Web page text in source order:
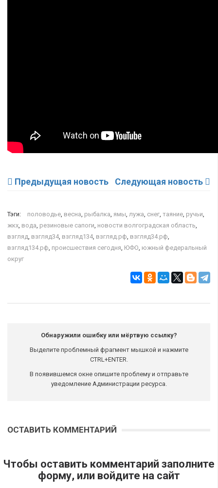
Предыдущая новость Следующая новость
Тэги: половодье, весна, рыбалка, ямы, лужа, снег, таяние, ручьи,
жкх, вода, резиновые сапоги, новости волгоградская область,
взгляд, взгляд34, взгляд134, взгляд.рф, взгляд34.рф,
взгляд134.рф, происшествия сегодня, ЮФО, южный федеральный
округ
Обнаружили ошибку или мёртвую ссылку?
Выделите проблемный фрагмент мышкой и нажмите
CTRL+ENTER.
В появившемся окне опишите проблему и отправьте
уведомление Администрации ресурса.
ОСТАВИТЬ КОММЕНТАРИЙ
Чтобы оставить комментарий заполните
форму, или войдите на сайт